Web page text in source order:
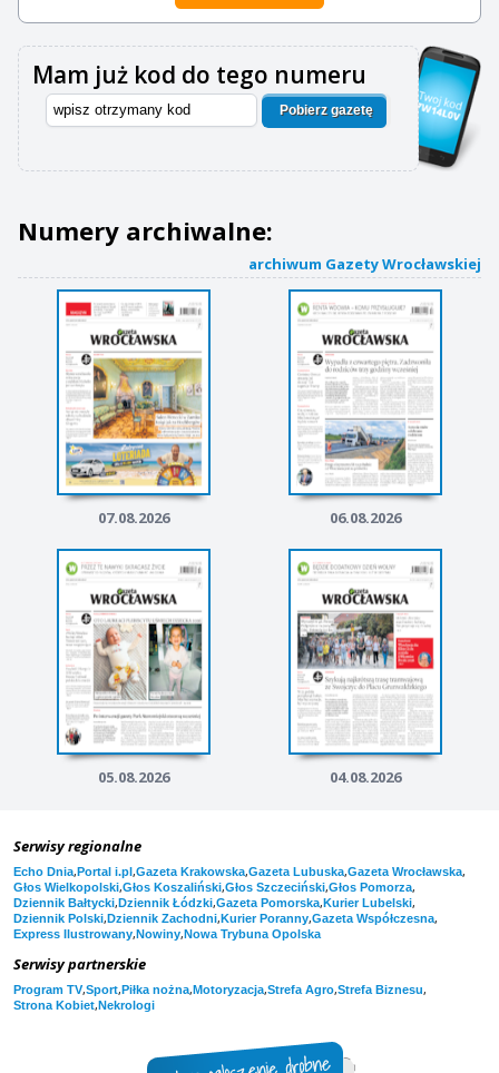
Mam już kod do tego numeru
Pobierz gazetę
Numery archiwalne:
archiwum Gazety Wrocławskiej
07.08.2026 06.08.2026
05.08.2026 04.08.2026
Serwisy regionalne
Echo Dnia,Portal i.pl,Gazeta Krakowska,Gazeta Lubuska,Gazeta Wrocławska,
Głos Wielkopolski,Głos Koszaliński,Głos Szczeciński,Głos Pomorza,
Dziennik Bałtycki,Dziennik Łódzki,Gazeta Pomorska,Kurier Lubelski,
Dziennik Polski,Dziennik Zachodni,Kurier Poranny,Gazeta Współczesna,
Express Ilustrowany,Nowiny,Nowa Trybuna Opolska
Serwisy partnerskie
Program TV,Sport,Piłka nożna,Motoryzacja,Strefa Agro,Strefa Biznesu,
Strona Kobiet,Nekrologi